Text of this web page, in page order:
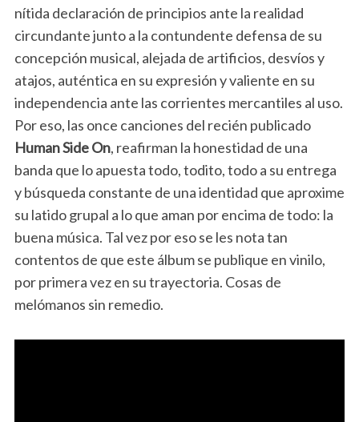
nítida declaración de principios ante la realidad
circundante junto a la contundente defensa de su
concepción musical, alejada de artificios, desvíos y
atajos, auténtica en su expresión y valiente en su
independencia ante las corrientes mercantiles al uso.
Por eso, las once canciones del recién publicado
Human Side On, reafirman la honestidad de una
banda que lo apuesta todo, todito, todo a su entrega
y búsqueda constante de una identidad que aproxime
su latido grupal a lo que aman por encima de todo: la
buena música. Tal vez por eso se les nota tan
contentos de que este álbum se publique en vinilo,
por primera vez en su trayectoria. Cosas de
melómanos sin remedio.